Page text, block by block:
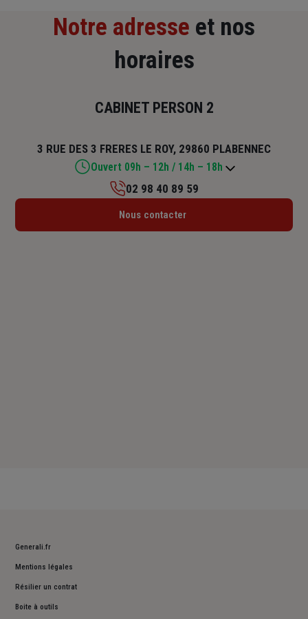
Notre adresse et nos
horaires
CABINET PERSON 2
3 RUE DES 3 FRERES LE ROY, 29860 PLABENNEC
Ouvert 09h – 12h / 14h – 18h
Lundi : Fermé
02 98 40 89 59
Nous contacter
Generali.fr
Mentions légales
Résilier un contrat
Boite à outils